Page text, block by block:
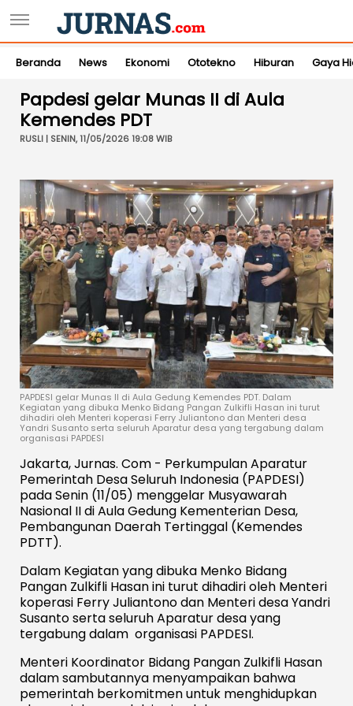
Beranda News Ekonomi Ototekno Hiburan Gaya
Papdesi gelar Munas II di Aula
Kemendes PDT
RUSLI | SENIN, 11/05/2026 19:08 WIB
PAPDESI gelar Munas II di Aula Gedung Kemendes PDT. Dalam
Kegiatan yang dibuka Menko Bidang Pangan Zulkifli Hasan ini turut
dihadiri oleh Menteri koperasi Ferry Juliantono dan Menteri desa
Yandri Susanto serta seluruh Aparatur desa yang tergabung dalam
organisasi PAPDESI
Jakarta, Jurnas. Com - Perkumpulan Aparatur
Pemerintah Desa Seluruh Indonesia (PAPDESI)
pada Senin (11/05) menggelar Musyawarah
Nasional II di Aula Gedung Kementerian Desa,
Pembangunan Daerah Tertinggal (Kemendes
PDTT).
Dalam Kegiatan yang dibuka Menko Bidang
Pangan Zulkifli Hasan ini turut dihadiri oleh Menteri
koperasi Ferry Juliantono dan Menteri desa Yandri
Susanto serta seluruh Aparatur desa yang
tergabung dalam organisasi PAPDESI.
Menteri Koordinator Bidang Pangan Zulkifli Hasan
dalam sambutannya menyampaikan bahwa
pemerintah berkomitmen untuk menghidupkan